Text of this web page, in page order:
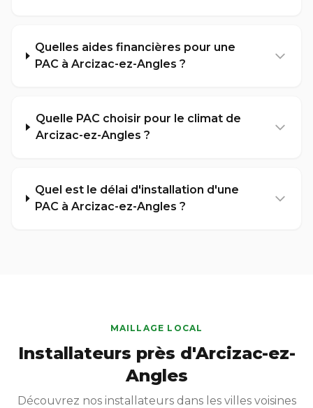
Quelles aides financières pour une
PAC à Arcizac-ez-Angles ?
Quelle PAC choisir pour le climat de
Arcizac-ez-Angles ?
Quel est le délai d'installation d'une
PAC à Arcizac-ez-Angles ?
MAILLAGE LOCAL
Installateurs près d'Arcizac-ez-
Angles
Découvrez nos installateurs dans les villes voisines